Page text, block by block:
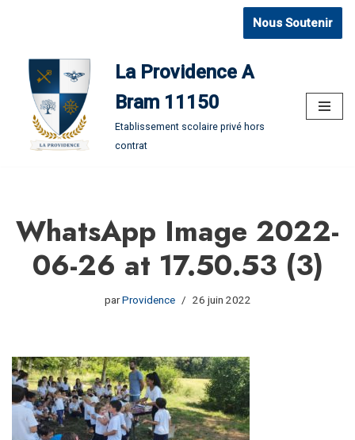
contenu
Nous Soutenir
La Providence A
Bram 11150
Etablissement scolaire privé hors
contrat
WhatsApp Image 2022-
06-26 at 17.50.53 (3)
parProvidence 26 juin 2022